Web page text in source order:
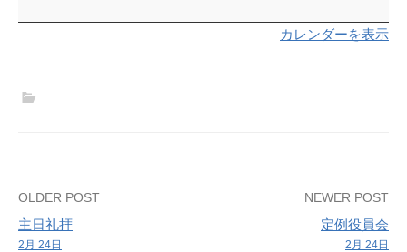
聖
カレンダーを表示
Post
navigation
OLDER POST
主日礼拝
2月 24日
NEWER POST
定例役員会
2月 24日